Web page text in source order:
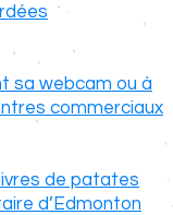
sa webcam ou à
commerciaux
de patates
d’Edmonton